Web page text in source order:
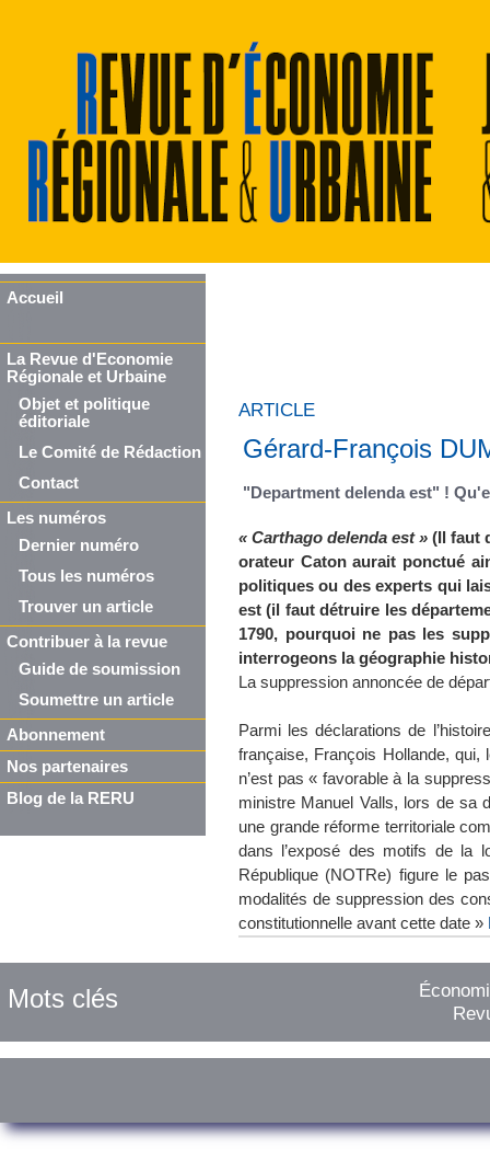
Accueil
La Revue d'Economie
Régionale et Urbaine
Objet et politique
éditoriale
Le Comité de Rédaction
Contact
Les numéros
Dernier numéro
Tous les numéros
Trouver un article
Contribuer à la revue
Guide de soumission
Soumettre un article
Abonnement
Nos partenaires
Blog de la RERU
ARTICLE
Gérard-François
"Department delenda est" !
« Carthago delenda est » (Il faut
orateur Caton aurait ponctué
politiques ou des experts qui
est (il faut détruire les
1790, pourquoi ne pas les
interrogeons la géographie
La suppression annoncée de
Parmi les déclarations de
française, François Hollande,
n’est pas « favorable à la
ministre Manuel Valls, lors de sa
une grande réforme territoriale
dans l’exposé des motifs de la
République (NOTRe) figure le
modalités de suppression des
constitutionnelle avant cette date »
Mots clés